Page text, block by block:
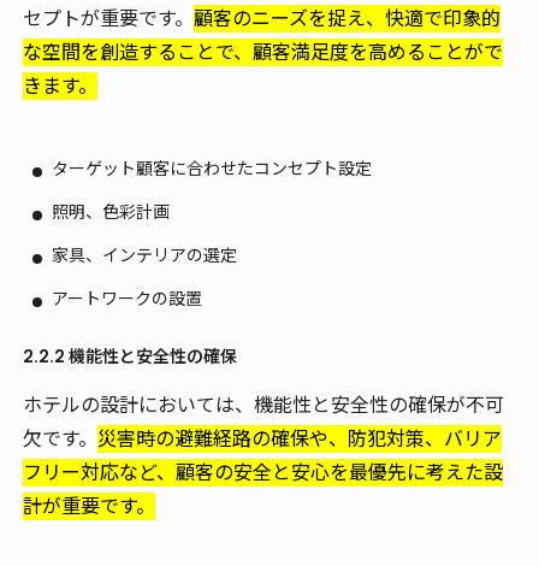
セプトが重要です。 顧客のニーズを捉え、快適で印象的
な空間を創造することで、顧客満足度を高めることがで
きます。
ターゲット顧客に合わせたコンセプト設定
照明、色彩計画
家具、インテリアの選定
アートワークの設置
2.2.2 機能性と安全性の確保
ホテルの設計においては、機能性と安全性の確保が不可
欠です。 災害時の避難経路の確保や、防犯対策、バリア
フリー対応など、顧客の安全と安心を最優先に考えた設
計が重要です。